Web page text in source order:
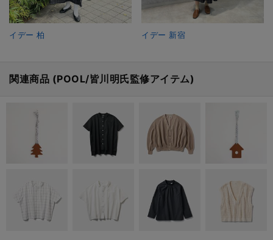
イデー 柏 イデー 新宿
関連商品 (POOL/皆川明氏監修アイテム)